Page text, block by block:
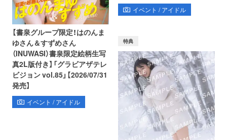
イベント / アイドル
【書泉グループ限定！はのんま
ゆさん＆すずめさん
（INUWASI）書泉限定絵柄生写
真2L版付き】「グラビアザテレ
ビジョン vol.85」【2026/07/31
発売】
イベント / アイドル
特典